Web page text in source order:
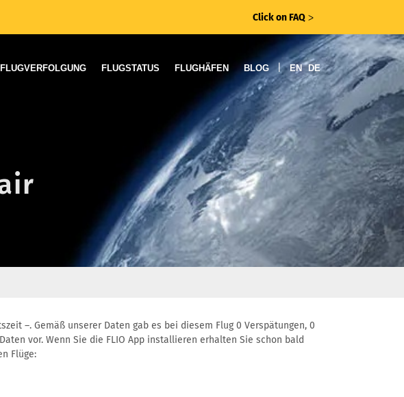
Click on FAQ ᐳ
FLUGVERFOLGUNG FLUGSTATUS FLUGHÄFEN BLOG | EN DE
–. Gemäß unserer Daten gab es bei diesem Flug 0 Verspätungen, 0
vor. Wenn Sie die FLIO App installieren erhalten Sie schon bald
Flüge: